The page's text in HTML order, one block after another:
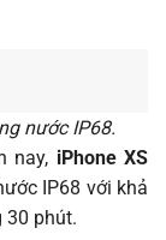
nước IP68.
nay, iPhone XS
IP68 với khả
30 phút.